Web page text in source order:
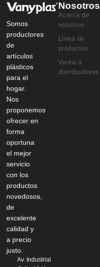
Somos
productores
de
artículos
plásticos
para el
hogar.
Nos
proponemos
ofrecer en
forma
oportuna
el mejor
servicio
con los
productos
novedosos,
de
excelente
calidad y
a precio
justo.
Av. Industrial
Nosotros
Acerca de
nosotros
Línea de
productos
Venta a
distribuidores